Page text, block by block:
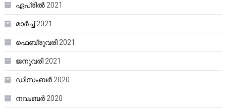
ഏപ്രിൽ 2021
മാർച്ച്‌ 2021
ഫെബ്രുവരി 2021
ജനുവരി 2021
ഡിസംബർ 2020
നവംബർ 2020